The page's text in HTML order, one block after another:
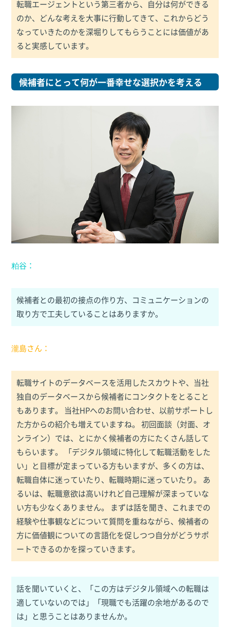
転職エージェントという第三者から、自分は何ができる
のか、どんな考えを大事に行動してきて、これからどう
なっていきたのかを深堀りしてもらうことには価値があ
ると実感しています。
候補者にとって何が一番幸せな選択かを考える
粕谷：
候補者との最初の接点の作り方、コミュニケーションの
取り方で工夫していることはありますか。
瀧島さん：
転職サイトのデータベースを活用したスカウトや、当社
独自のデータベースから候補者にコンタクトをとること
もあります。 当社HPへのお問い合わせ、以前サポートし
た方からの紹介も増えていますね。 初回面談（対面、オ
ンライン）では、とにかく候補者の方にたくさん話して
もらいます。 「デジタル領域に特化して転職活動をした
い」と目標が定まっている方もいますが、多くの方は、
転職自体に迷っていたり、転職時期に迷っていたり。 あ
るいは、転職意欲は高いけれど自己理解が深まっていな
い方も少なくありません。 まずは話を聞き、これまでの
経験や仕事観などについて質問を重ねながら、候補者の
方に価値観についての言語化を促しつつ自分がどうサポ
ートできるのかを探っていきます。
話を聞いていくと、「この方はデジタル領域への転職は
適していないのでは」「現職でも活躍の余地があるので
は」と思うことはありませんか。